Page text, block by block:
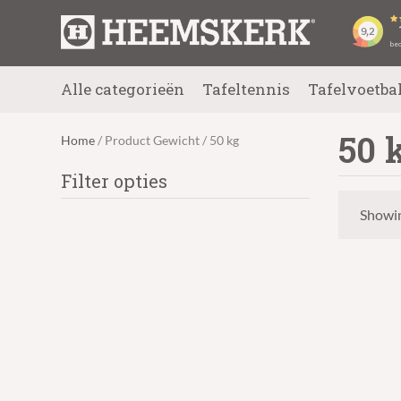
Alle categorieën Tafeltennis
Home/ Product Gewicht / 50 kg
Filter opties
50